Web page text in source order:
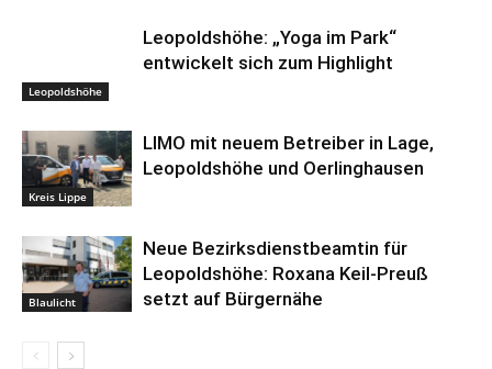
Leopoldshöhe
Leopoldshöhe: „Yoga im Park“
entwickelt sich zum Highlight
Kreis Lippe
LIMO mit neuem Betreiber in Lage,
Leopoldshöhe und Oerlinghausen
Blaulicht
Neue Bezirksdienstbeamtin für
Leopoldshöhe: Roxana Keil-Preuß
setzt auf Bürgernähe